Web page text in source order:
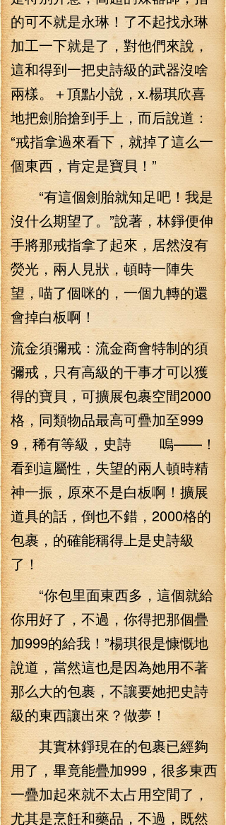
的可不就是永琳！了不起找永琳
加工一下就是了，對他們來說，
這和得到一把史詩級的武器沒啥
兩樣。＋頂點小說，x.楊琪欣喜
地把劍胎搶到手上，而后說道：
“戒指拿過來看下，就掉了這么一
個東西，肯定是寶貝！”
“有這個劍胎就知足吧！我是
沒什么期望了。”說著，林錚便伸
手將那戒指拿了起來，居然沒有
熒光，兩人見狀，頓時一陣失
望，喵了個咪的，一個九轉的還
會掉白板啊！
流金須彌戒：流金商會特制的須
彌戒，只有高級的干事才可以獲
得的寶貝，可擴展包裹空間2000
格，同類物品最高可疊加至999
9，稀有等級，史詩 嗚——！
看到這屬性，失望的兩人頓時精
神一振，原來不是白板啊！擴展
道具的話，倒也不錯，2000格的
包裹，的確能稱得上是史詩級
了！
“你包里面東西多，這個就給
你用好了，不過，你得把那個疊
加999的給我！”楊琪很是慷慨地
說道，當然這也是因為她用不著
那么大的包裹，不讓要她把史詩
級的東西讓出來？做夢！
其實林錚現在的包裹已經夠
用了，畢竟能疊加999，很多東西
一疊加起來就不太占用空間了，
尤其是烹飪和藥品，不過，既然